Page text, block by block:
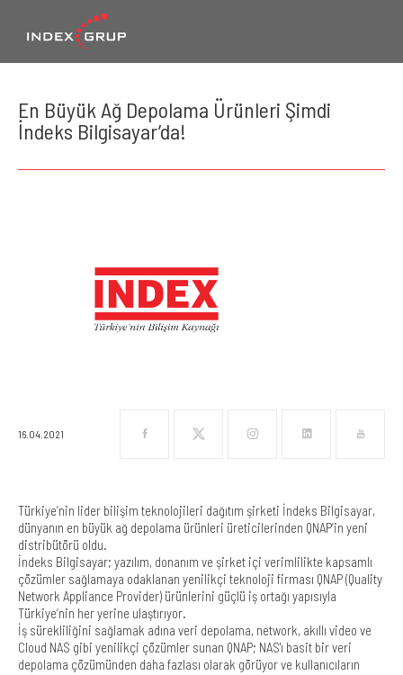
En Büyük Ağ Depolama Ürünleri Şimdi
İndeks Bilgisayar’da!
16.04.2021
Türkiye’nin lider bilişim teknolojileri dağıtım şirketi İndeks Bilgisayar,
dünyanın en büyük ağ depolama ürünleri üreticilerinden QNAP’in yeni
distribütörü oldu.
İndeks Bilgisayar; yazılım, donanım ve şirket içi verimlilikte kapsamlı
çözümler sağlamaya odaklanan yenilikçi teknoloji firması QNAP (Quality
Network Appliance Provider) ürünlerini güçlü iş ortağı yapısıyla
Türkiye’nin her yerine ulaştırıyor.
İş sürekliliğini sağlamak adına veri depolama, network, akıllı video ve
Cloud NAS gibi yenilikçi çözümler sunan QNAP; NAS'ı basit bir veri
depolama çözümünden daha fazlası olarak görüyor ve kullanıcıların